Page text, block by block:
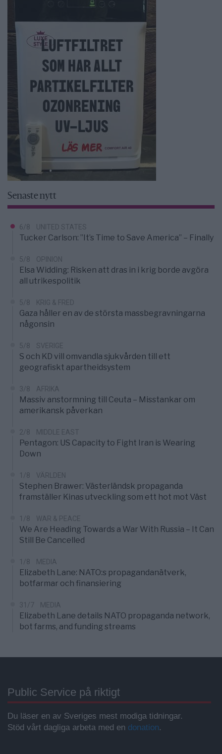
Senaste nytt
6/8 UNITED STATES
Tucker Carlson: ”It’s Time to Save America” – Finally
5/8 OPINION
Elsa Widding: Risken att dras in i krig borde avgöra
all utrikespolitik
5/8 KRIG & FRED
Gaza håller en av de största massbegravningarna
någonsin
5/8 SVERIGE
S och KD vill omvandla sjukvården till ett
geografiskt apartheidsystem
3/8 AFRIKA
Massiv anstormning till Ceuta – Misstankar om
amerikansk påverkan
2/8 MIDDLE EAST
Pentagon: US Capacity to Fight Iran is Wearing
Down
1/8 VÄRLDEN
Stephen Brawer: Västerländsk propaganda
framställer Kinas utveckling som ett hot mot Väst
1/8 WAR & PEACE
We Are Heading Towards a War With Russia – It Can
Still Be Cancelled
1/8 MEDIA
Elizabeth Lane: NATO:s propagandanätverk,
botfarmar och finansiering
31/7 MEDIA
Elizabeth Lane details NATO propaganda network,
bot farms, and funding streams
Public Service på riktigt
Du läser en av Sveriges mest modiga tidningar.
Stöd vårt dagliga arbeta med en donation.